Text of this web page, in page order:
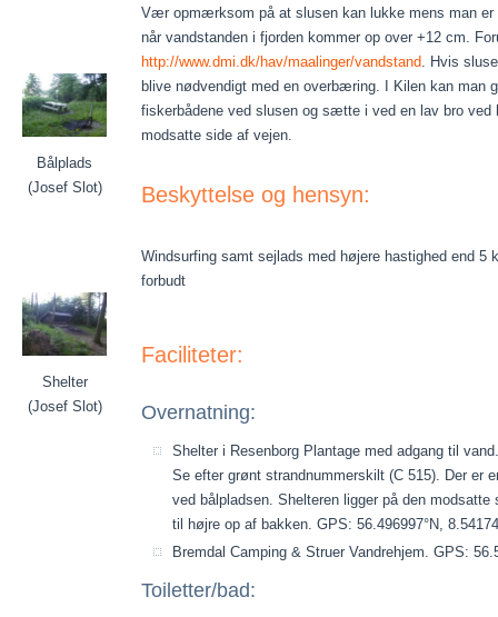
Bålplads
(Josef Slot)
Shelter
(Josef Slot)
Vær opmærksom på at slusen kan lukke mens man er
når vandstanden i fjorden kommer op over +12 cm.
http://www.dmi.dk/hav/maalinger/vandstand. Hvis
blive nødvendigt med en overbæring. I Kilen kan man
fiskerbådene ved slusen og sætte i ved en lav bro ved
modsatte side af vejen.
Beskyttelse og hensyn:
Windsurfing samt sejlads med højere hastighed end 5
forbudt
Faciliteter:
Overnatning:
Shelter i Resenborg Plantage med adgang til
Se efter grønt strandnummerskilt (C 515). Der er
ved bålpladsen. Shelteren ligger på den
til højre op af bakken. GPS: 56.496997°N,
Bremdal Camping & Struer Vandrehjem. GPS:
Toiletter/bad: